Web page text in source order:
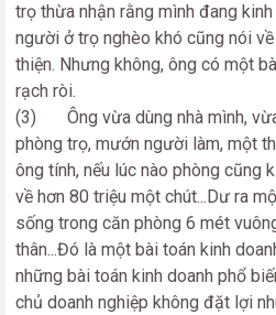
trọ thừa nhận rằng mình đang
người ở trọ nghèo khó cũng nói
thiện. Nhưng không, ông có một
rạch ròi.
(3) Ông vừa dùng nhà mình,
phòng trọ, mướn người làm, một
ông tính, nếu lúc nào phòng cũng
về hơn 80 triệu một chút...Dư ra
sống trong căn phòng 6 mét
thân...Đó là một bài toán kinh
những bài toán kinh doanh phổ
chủ doanh nghiệp không đặt lợi